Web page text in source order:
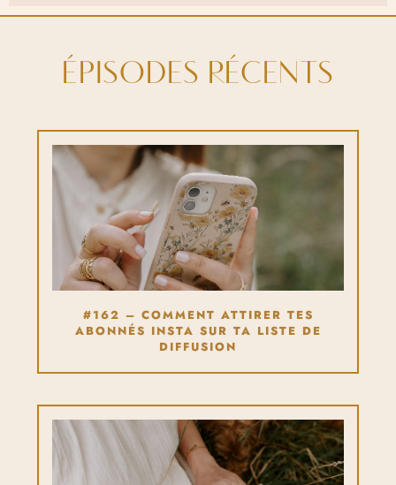
ÉPISODES RÉCENTS
#162 – COMMENT ATTIRER TES
ABONNÉS INSTA SUR TA LISTE DE
DIFFUSION